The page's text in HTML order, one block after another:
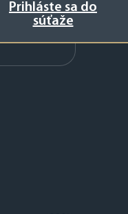
Prihláste sa do
súťaže